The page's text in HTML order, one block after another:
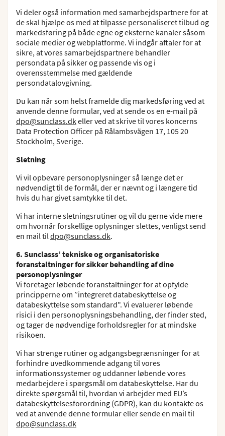
Vi deler også information med samarbejdspartnere for at
de skal hjælpe os med at tilpasse personaliseret tilbud og
markedsføring på både egne og eksterne kanaler såsom
sociale medier og webplatforme. Vi indgår aftaler for at
sikre, at vores samarbejdspartnere behandler
persondata på sikker og passende vis og i
overensstemmelse med gældende
persondatalovgivning.
Du kan når som helst framelde dig markedsføring ved at
anvende denne formular, ved at sende os en e-mail på
dpo@sunclass.dkeller ved at skrive til vores koncerns
Data Protection Officer på Rålambsvägen 17, 105 20
Stockholm, Sverige.
Sletning
Vi vil opbevare personoplysninger så længe det er
nødvendigt til de formål, der er nævnt og i længere tid
hvis du har givet samtykke til det.
Vi har interne sletningsrutiner og vil du gerne vide mere
om hvornår forskellige oplysninger slettes, venligst send
en mail tildpo@sunclass.dk.
6. Sunclasss’ tekniske og organisatoriske
foranstaltninger for sikker behandling af dine
personoplysninger
Vi foretager løbende foranstaltninger for at opfylde
principperne om ”integreret databeskyttelse og
databeskyttelse som standard". Vi evaluerer løbende
risici i den personoplysningsbehandling, der finder sted,
og tager de nødvendige forholdsregler for at mindske
risikoen.
Vi har strenge rutiner og adgangsbegrænsninger for at
forhindre uvedkommende adgang til vores
informationssystemer og uddanner løbende vores
medarbejdere i spørgsmål om databeskyttelse. Har du
direkte spørgsmål til, hvordan vi arbejder med EU’s
databeskyttelsesforordning (GDPR), kan du kontakte os
ved at anvende denne formular eller sende en mail til
dpo@sunclass.dk